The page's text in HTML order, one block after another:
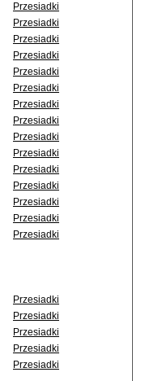
Przesiadki
Przesiadki
Przesiadki
Przesiadki
Przesiadki
Przesiadki
Przesiadki
Przesiadki
Przesiadki
Przesiadki
Przesiadki
Przesiadki
Przesiadki
Przesiadki
Przesiadki
Przesiadki
Przesiadki
Przesiadki
Przesiadki
Przesiadki